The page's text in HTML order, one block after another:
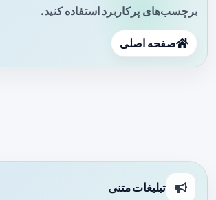
برچسب‌های پرکاربرد استفاده کنید.
صفحه اصلی
تبلیغات متنی